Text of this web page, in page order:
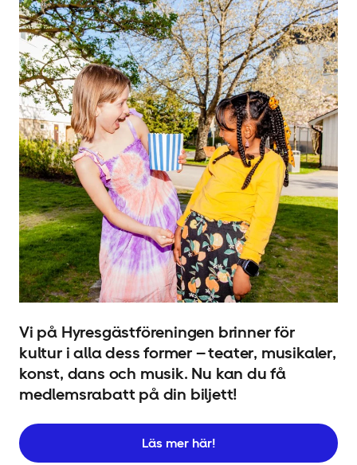
Vi på Hyresgäst­föreningen brinner för
kultur i alla dess former – teater, musikaler,
konst, dans och musik. Nu kan du få
medlemsrabatt på din biljett!
Läs mer här!